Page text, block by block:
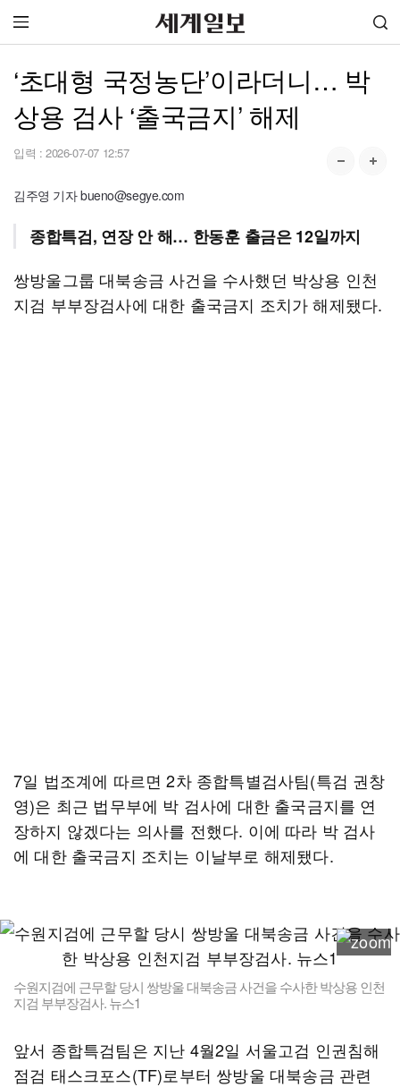
‘초대형 국정농단’이라더니… 박
상용 검사 ‘출국금지’ 해제
입력 : 2026-07-07 12:57
김주영 기자 bueno@segye.com
종합특검, 연장 안 해… 한동훈 출금은 12일까지
쌍방울그룹 대북송금 사건을 수사했던 박상용 인천
지검 부부장검사에 대한 출국금지 조치가 해제됐다.
7일 법조계에 따르면 2차 종합특별검사팀(특검 권창
영)은 최근 법무부에 박 검사에 대한 출국금지를 연
장하지 않겠다는 의사를 전했다. 이에 따라 박 검사
에 대한 출국금지 조치는 이날부로 해제됐다.
수원지검에 근무할 당시 쌍방울 대북송금 사건을 수사한 박상용 인천
지검 부부장검사. 뉴스1
앞서 종합특검팀은 지난 4월2일 서울고검 인권침해
점검 태스크포스(TF)로부터 쌍방울 대북송금 관련